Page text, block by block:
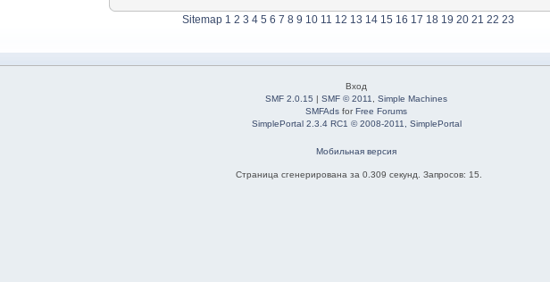
Sitemap 1 2 3 4 5 6 7 8 9 10 11 12 13 14 15 16 17 18 19 20 21 22 23
Вход
SMF 2.0.15 |SMF © 2011 ,Simple Machines
SMFAds forFree Forums
SimplePortal 2.3.4 RC1 © 2008-2011, SimplePortal
Мобильная версия
Страница сгенерирована за 0.309 секунд. Запросов: 15.